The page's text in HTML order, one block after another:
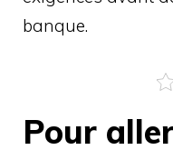
banque.
Pour